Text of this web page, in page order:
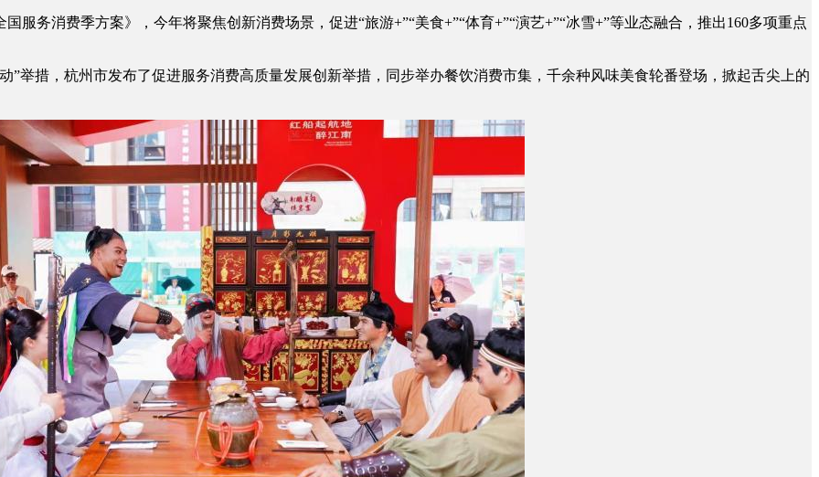
消费季方案》，今年将聚焦创新消费场景，促进“旅游+”“美食+”“体育+”“演艺+”“冰雪+”等业态融合，推出160多项重点
措，杭州市发布了促进服务消费高质量发展创新举措，同步举办餐饮消费市集，千余种风味美食轮番登场，掀起舌尖上的